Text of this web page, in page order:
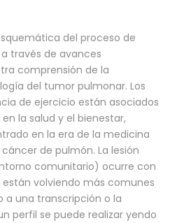
del proceso de
través de avances
comprensión de la
del tumor pulmonar. Los
de ejercicio están asociados
la salud y el bienestar,
en la era de la medicina
de pulmón. La lesión
comunitario) ocurre con
volviendo más comunes
a una transcripción o la
perfil se puede realizar yendo